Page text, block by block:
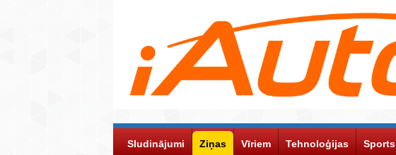
Sludinājumi Ziņas Vīriem Tehnoloģijas Sports